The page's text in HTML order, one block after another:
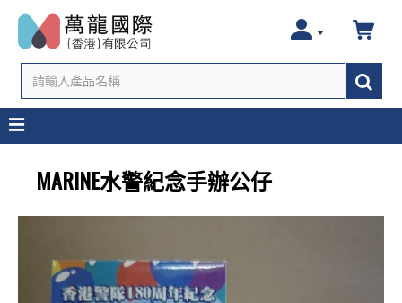
MARINE水警紀念手辦公仔